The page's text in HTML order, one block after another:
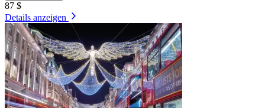
87 $
Details anzeigen